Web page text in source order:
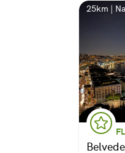
25km |